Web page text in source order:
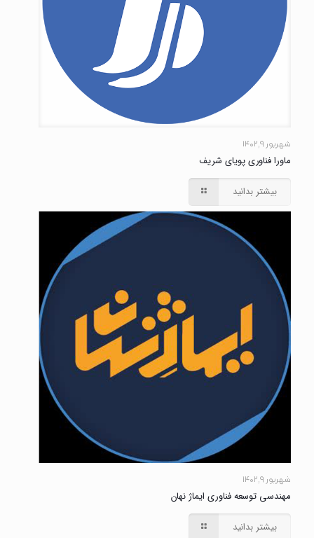
شهریور ۹, ۱۴۰۲
ماورا فناوری پویای شریف
بیشتر بدانید
شهریور ۹, ۱۴۰۲
مهندسی توسعه فناوری ایماژ نهان
بیشتر بدانید